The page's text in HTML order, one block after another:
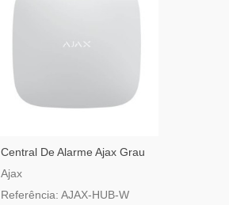
Central De Alarme Ajax Grau
2 Branca
Ajax
Referência: AJAX-HUB-W